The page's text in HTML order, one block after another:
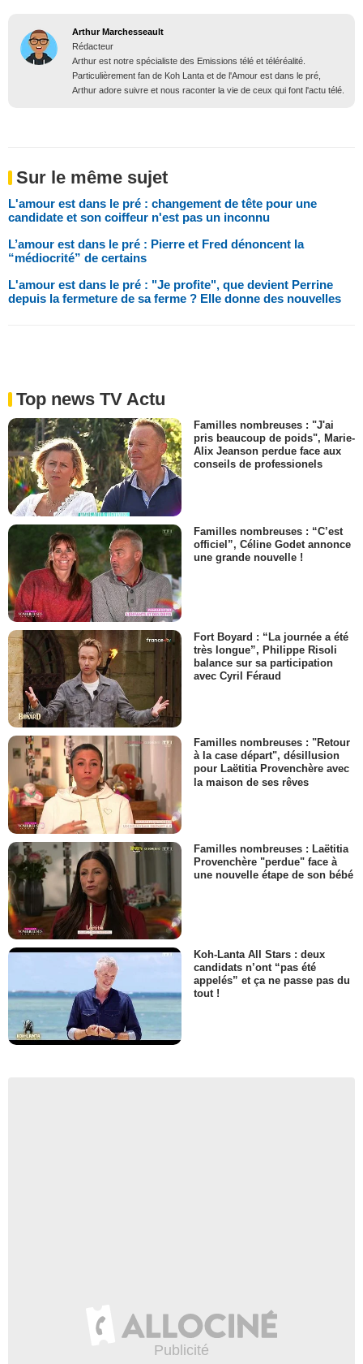
Arthur Marchesseault
Rédacteur
Arthur est notre spécialiste des Emissions télé et téléréalité.
Particulièrement fan de Koh Lanta et de l'Amour est dans le pré,
Arthur adore suivre et nous raconter la vie de ceux qui font l'actu télé.
Sur le même sujet
L'amour est dans le pré : changement de tête pour une
candidate et son coiffeur n'est pas un inconnu
L’amour est dans le pré : Pierre et Fred dénoncent la
“médiocrité” de certains
L'amour est dans le pré : "Je profite", que devient Perrine
depuis la fermeture de sa ferme ? Elle donne des nouvelles
Top news TV Actu
Familles nombreuses : "J'ai
pris beaucoup de poids", Marie-
Alix Jeanson perdue face aux
conseils de professionels
Familles nombreuses : “C’est
officiel”, Céline Godet annonce
une grande nouvelle !
Fort Boyard : “La journée a été
très longue”, Philippe Risoli
balance sur sa participation
avec Cyril Féraud
Familles nombreuses : "Retour
à la case départ", désillusion
pour Laëtitia Provenchère avec
la maison de ses rêves
Familles nombreuses : Laëtitia
Provenchère "perdue" face à
une nouvelle étape de son bébé
Koh-Lanta All Stars : deux
candidats n’ont “pas été
appelés” et ça ne passe pas du
tout !